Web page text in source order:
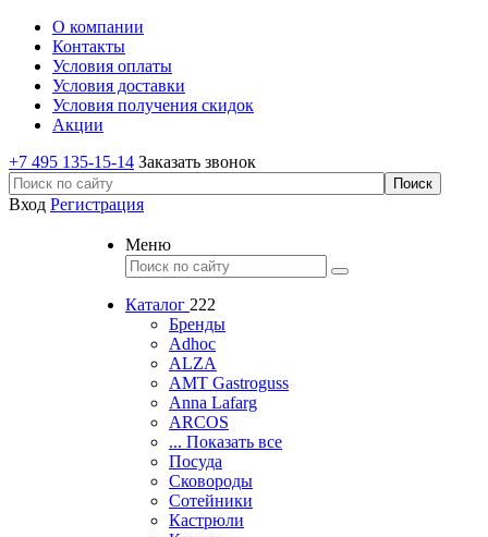
О компании
Контакты
Условия оплаты
Условия доставки
Условия получения скидок
Акции
+7 495 135-15-14 Заказать звонок
Вход Регистрация
Меню
Каталог 222
Бренды
Adhoc
ALZA
AMT Gastroguss
Anna Lafarg
ARCOS
... Показать все
Посуда
Сковороды
Сотейники
Кастрюли